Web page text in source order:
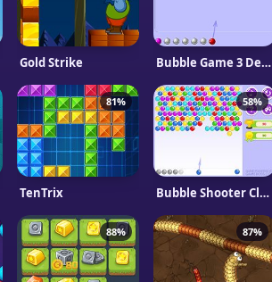
Gold Strike Bubble Game 3 Deluxe
81%
TenTrix
58%
Bubble Shooter Classic
88% 87%